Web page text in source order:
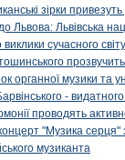
зірки
Львова: Львівська
сучасного світу
органної музики та
-
проводять
"Музика
музиканта